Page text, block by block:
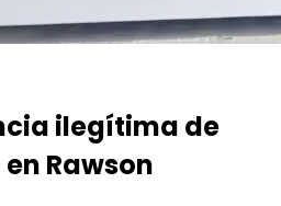
ilegítima de
Rawson